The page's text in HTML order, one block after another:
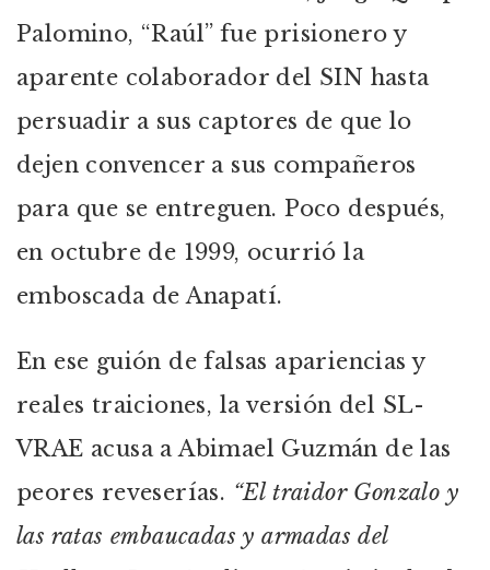
Palomino, “Raúl” fue prisionero y
aparente colaborador del SIN hasta
persuadir a sus captores de que lo
dejen convencer a sus compañeros
para que se entreguen. Poco después,
en octubre de 1999, ocurrió la
emboscada de Anapatí.
En ese guión de falsas apariencias y
reales traiciones, la versión del SL-
VRAE acusa a Abimael Guzmán de las
peores reveserías. “El traidor Gonzalo y
las ratas embaucadas y armadas del